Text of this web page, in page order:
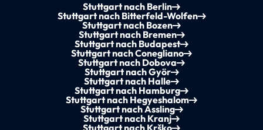
Stuttgart nach Berlin
Stuttgart nach Bitterfeld-Wolfen
Stuttgart nach Bozen
Stuttgart nach Bremen
Stuttgart nach Budapest
Stuttgart nach Conegliano
Stuttgart nach Dobova
Stuttgart nach Györ
Stuttgart nach Halle
Stuttgart nach Hamburg
Stuttgart nach Hegyeshalom
Stuttgart nach Assling
Stuttgart nach Kranj